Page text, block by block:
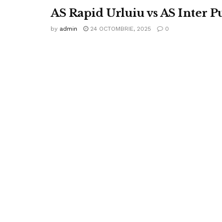
AS Rapid Urluiu vs AS Inter
by admin 24 OCTOMBRIE, 2025 0